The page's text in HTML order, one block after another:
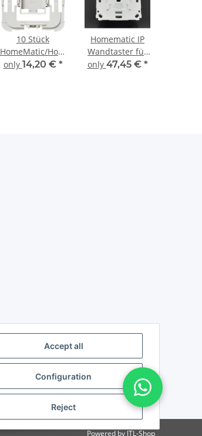
Accept all
Configuration
Reject
10 Stück
HomeMatic/Homematic
IP
only 14,20 € *
Homematic IP
Wandtaster für
Markenschalter
only 47,45 € *
Powered by JTL-Shop